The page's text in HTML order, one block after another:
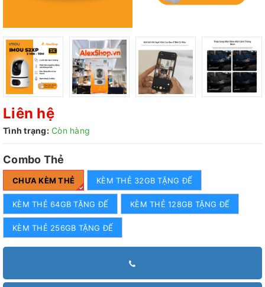
Liên hệ
Tình trạng: Còn hàng
Combo Thẻ
CHƯA KÈM THẺ KÈM THẺ 32GB TẶNG ĐẾ
KÈM THẺ 64GB TẶNG ĐẾ KÈM THẺ 128GB TẶNG ĐẾ
KÈM THẺ 256GB TẶNG ĐẾ